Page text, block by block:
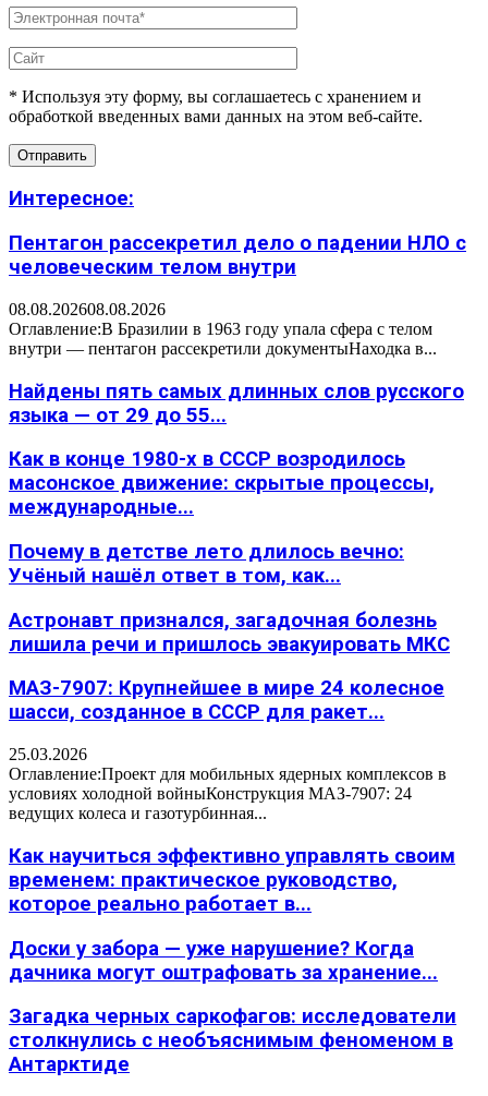
* Используя эту форму, вы соглашаетесь с хранением и
обработкой введенных вами данных на этом веб-сайте.
Интересное:
Пентагон рассекретил дело о падении НЛО с
человеческим телом внутри
08.08.202608.08.2026
Оглавление:В Бразилии в 1963 году упала сфера с телом
внутри — пентагон рассекретили документыНаходка в...
Найдены пять самых длинных слов русского
языка — от 29 до 55...
Как в конце 1980-х в СССР возродилось
масонское движение: скрытые процессы,
международные...
Почему в детстве лето длилось вечно:
Учёный нашёл ответ в том, как...
Астронавт признался, загадочная болезнь
лишила речи и пришлось эвакуировать МКС
МАЗ-7907: Крупнейшее в мире 24 колесное
шасси, созданное в СССР для ракет...
25.03.2026
Оглавление:Проект для мобильных ядерных комплексов в
условиях холодной войныКонструкция МАЗ-7907: 24
ведущих колеса и газотурбинная...
Как научиться эффективно управлять своим
временем: практическое руководство,
которое реально работает в...
Доски у забора — уже нарушение? Когда
дачника могут оштрафовать за хранение...
Загадка черных саркофагов: исследователи
столкнулись с необъяснимым феноменом в
Антарктиде